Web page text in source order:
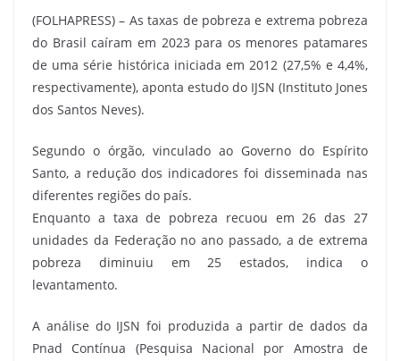
(FOLHAPRESS) – As taxas de pobreza e extrema pobreza
do Brasil caíram em 2023 para os menores patamares
de uma série histórica iniciada em 2012 (27,5% e 4,4%,
respectivamente), aponta estudo do IJSN (Instituto Jones
dos Santos Neves).
Segundo o órgão, vinculado ao Governo do Espírito
Santo, a redução dos indicadores foi disseminada nas
diferentes regiões do país.
Enquanto a taxa de pobreza recuou em 26 das 27
unidades da Federação no ano passado, a de extrema
pobreza diminuiu em 25 estados, indica o
levantamento.
A análise do IJSN foi produzida a partir de dados da
Pnad Contínua (Pesquisa Nacional por Amostra de